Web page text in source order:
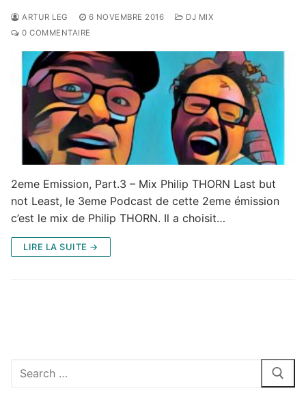
ARTUR LEG 6 NOVEMBRE 2016
DJ MIX
0 COMMENTAIRE
2eme Emission, Part.3 – Mix Philip THORN Last but
not Least, le 3eme Podcast de cette 2eme émission
c’est le mix de Philip THORN. Il a choisit…
LIRE LA SUITE →
Rechercher